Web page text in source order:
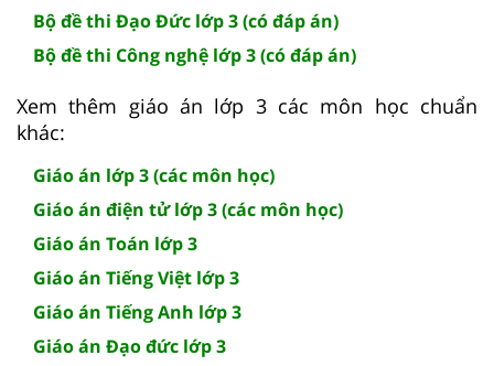
Bộ đề thi Đạo Đức lớp 3 (có đáp án)
Bộ đề thi Công nghệ lớp 3 (có đáp án)
Xem thêm giáo án lớp 3 các môn học chuẩn
khác:
Giáo án lớp 3 (các môn học)
Giáo án điện tử lớp 3 (các môn học)
Giáo án Toán lớp 3
Giáo án Tiếng Việt lớp 3
Giáo án Tiếng Anh lớp 3
Giáo án Đạo đức lớp 3